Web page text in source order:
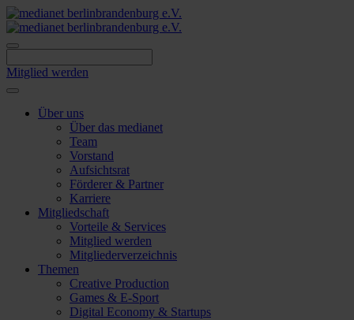
Skip
to
content
Mitglied werden
Über uns
Über das medianet
Team
Vorstand
Aufsichtsrat
Förderer & Partner
Karriere
Mitgliedschaft
Vorteile & Services
Mitglied werden
Mitgliederverzeichnis
Themen
Creative Production
Games & E-Sport
Digital Economy & Startups